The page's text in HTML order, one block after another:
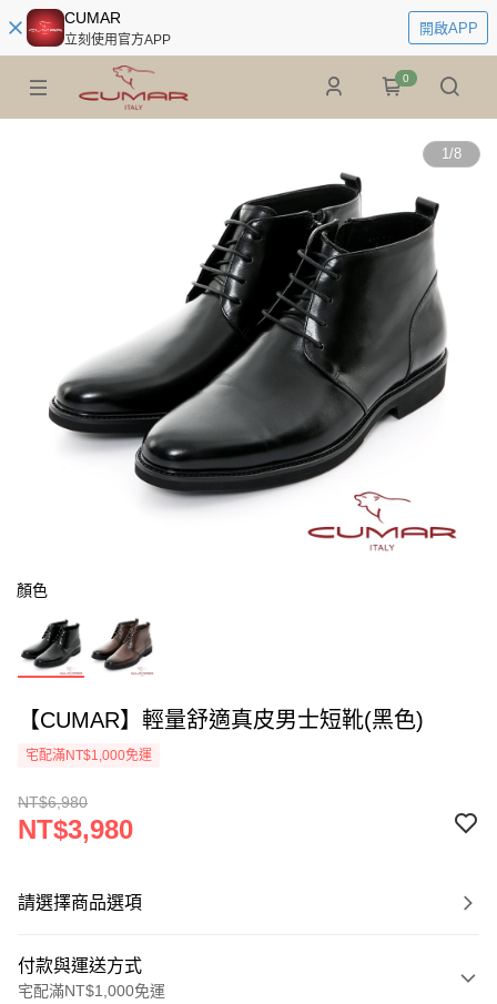
CUMAR
立刻使用官方APP
開啟APP
0
1/8
顏色
【CUMAR】輕量舒適真皮男士短靴(黑色)
宅配滿NT$1,000免運
NT$6,980
NT$3,980
請選擇商品選項
付款與運送方式
宅配滿NT$1,000免運